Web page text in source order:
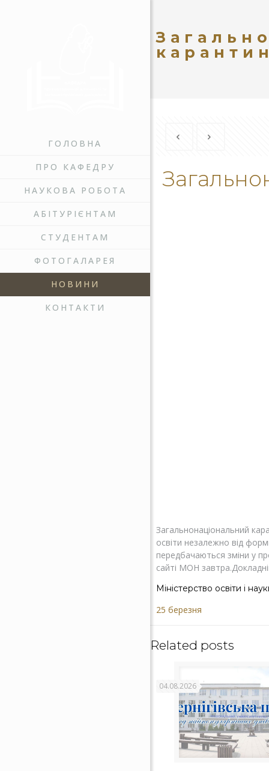
ГОЛОВНА
ПРО КАФЕДРУ
НАУКОВА РОБОТА
АБІТУРІЄНТАМ
СТУДЕНТАМ
ФОТОГАЛАРЕЯ
НОВИНИ
КОНТАКТИ
Загальнонаціональний
освіти незалежно від
передбачаються зміни у
сайті МОН
Міністерство освіти і
25 березня
Related posts
04.08.2026